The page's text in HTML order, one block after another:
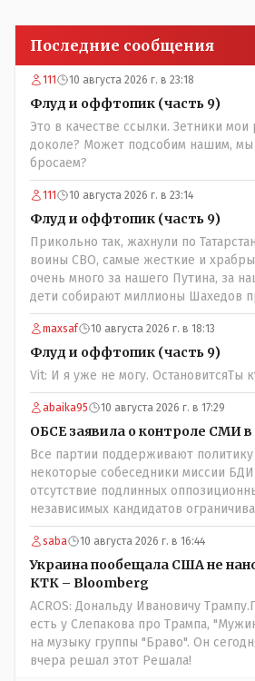
Последние сообщения
111 10 августа 2026 г. в 23:18
Флуд и оффтопик (часть 9)
Это в качестве ссылки. Зетники мои
доколе? Может подсобим нашим,
бросаем?
111 10 августа 2026 г. в 23:14
Флуд и оффтопик (часть 9)
Прикольно так, жахнули по
воины СВО, самые жесткие и
очень много за нашего Путина, за
дети собирают миллионы Шахедов
дело не в этом, в Татарстане
поддерживающие Россию и Путина.
не погибло!
maxsaf 10 августа 2026 г. в 18:13
Флуд и оффтопик (часть 9)
Vit: И я уже не могу. ОстановитсяТы
abaika95 10 августа 2026 г. в 17:29
ОБСЕ заявила о контроле СМИ в
Все партии поддерживают политику
некоторые собеседники миссии
отсутствие подлинных
независимых кандидатов
участие и плюрализма у них в
выстраивал орбан свою политку
от мнения брюсселя, скинули,
сейчас поносят что те якобы врали
как раз из оппозиционной партии
Заикнулся премьер испании что не
американские самолеты для ударов
какието наплывы мигрантов в
европейские "друзья и братья" тут
saba 10 августа 2026 г. в 16:44
Украина пообещала США не
КТК – Bloomberg
ACROS: Дональду Ивановичу
есть у Слепакова про Трампа,
на музыку группы "Браво". Он
вчера решал этот Решала!